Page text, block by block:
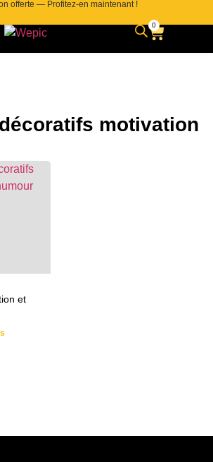
offerte — Profitez-en maintenant !
0
motivation
et